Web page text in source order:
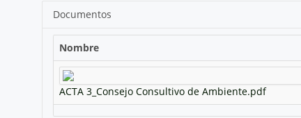
Documentos
Nombre
ACTA 3_Consejo Consultivo de Ambiente.pdf